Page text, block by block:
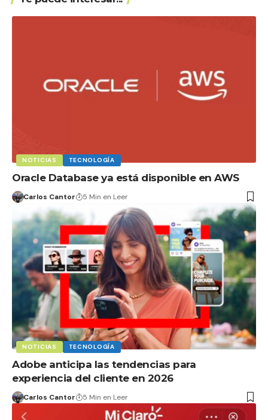
NOTICIAS TECNOLOGÍA
Oracle Database ya está disponible en AWS
Carlos Cantor 5 Min en Leer
NOTICIAS TECNOLOGÍA
Adobe anticipa las tendencias para
experiencia del cliente en 2026
Carlos Cantor 5 Min en Leer